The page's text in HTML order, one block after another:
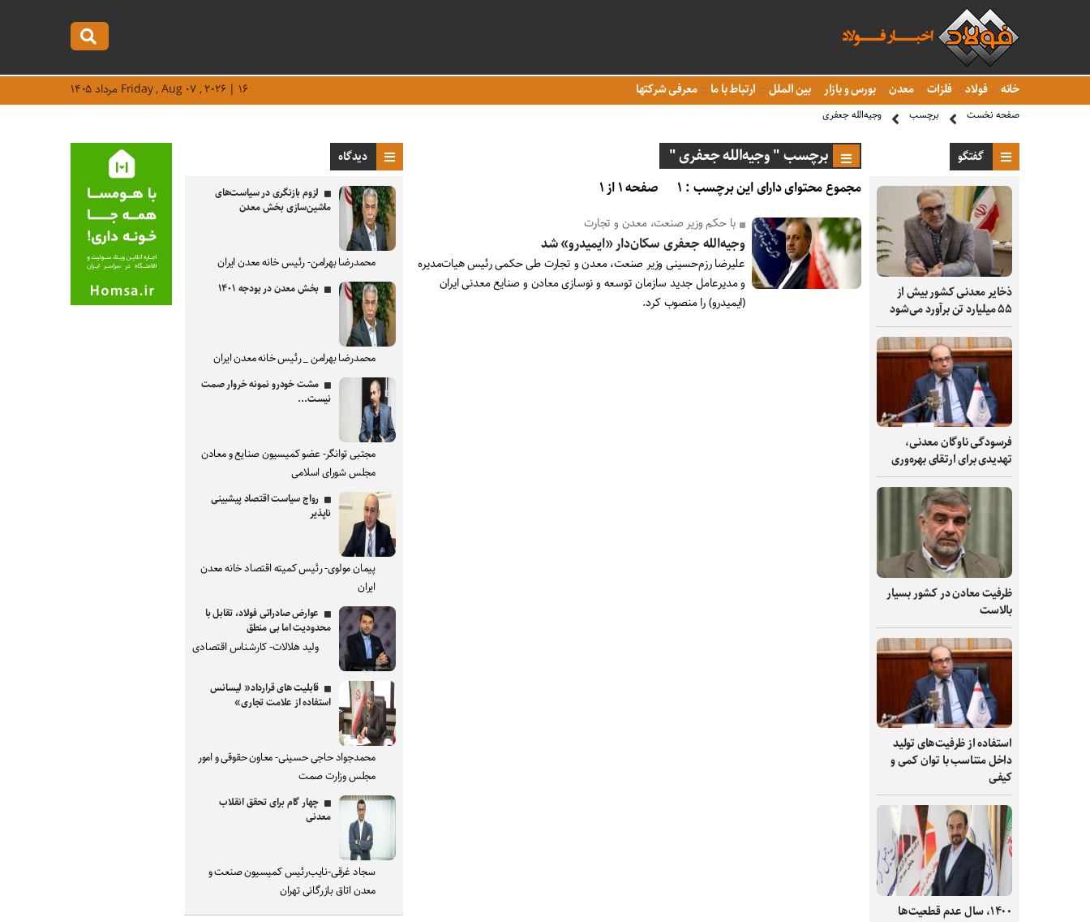
خانه فولاد فلزات معدن بورس و بازار بین الملل ارتباط با ما معرفی شرکتها Friday , Aug ۰۷ , ۲۰۲۶ | ۱۶ مرداد ۱۴۰۵
صفحه نخست برچسب وجیه‌الله جعفری
گفتگو
ذخایر معدنی کشور بیش از
۵۵ میلیارد تن برآورد می‌شود
فرسودگی ناوگان معدنی،
تهدیدی برای ارتقای بهره‌وری
ظرفیت‌ معادن در کشور بسیار
بالاست
استفاده از ظرفیت‌های تولید
داخل متناسب با توان کمی و
کیفی
۱۴۰۰، سال عدم قطعیت‌ها
برچسب " وجیه‌الله جعفری "
مجموع محتوای دارای این برچسب : ۱ صفحه ۱ از ۱
با حکم وزیر صنعت، معدن و تجارت
وجیه‌الله جعفری سکان‌دار «ایمیدرو» شد
علیرضا رزم‌حسینی وزیر صنعت، معدن و تجارت طی حکمی رئیس هیات‌مدیره
و مدیرعامل جدید سازمان توسعه و نوسازی معادن و صنایع معدنی ایران
(ایمیدرو) را منصوب کرد.
دیدگاه
لزوم بازنگری در سیاست‌های
ماشین‌سازی بخش معدن
محمدرضا بهرامن- رئیس خانه معدن ایران
بخش معدن در بودجه ۱۴۰۱
محمدرضا بهرامن _ رئیس خانه معدن ایران
مشت خودرو نمونه خروار صمت
نیست...
مجتبی توانگر- عضو کمیسیون صنایع و معادن
مجلس شورای اسلامی
رواج سیاست اقتصاد پیشبینی
ناپذیر
پیمان مولوی- رئیس کمیته اقتصاد خانه معدن
ایران
عوارض صادراتی فولاد، تقابل با
محدودیت اما بی منطق
ولید هلالات- کارشناس اقتصادی
قابلیت های قرارداد« لیسانس
استفاده از علامت تجاری»
محمدجواد حاجی حسینی- معاون حقوقی و امور
مجلس وزارت صمت
چهار گام برای تحقق انقلاب
معدنی
سجاد غرقی-نایب‌رئیس کمیسیون صنعت و
معدن اتاق بازرگانی تهران